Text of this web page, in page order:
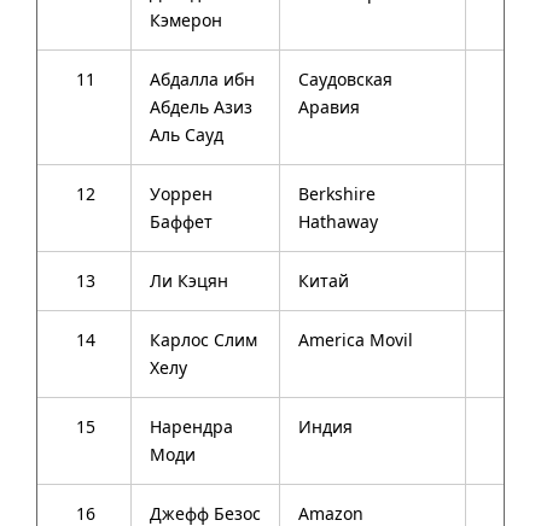
Кэмерон
11
Абдалла ибн
Абдель Азиз
Аль Сауд
Саудовская
Аравия
12
Уоррен
Баффет
Berkshire
Hathaway
13 Ли Кэцян Китай
14
Карлос Слим
Хелу
America Movil
15
Нарендра
Моди
Индия
16 Джефф Безос Amazon